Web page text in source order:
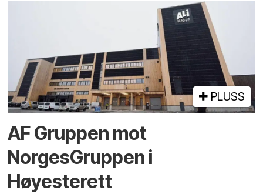
PLUSS
AF Gruppen mot
NorgesGruppen i
Høyesterett